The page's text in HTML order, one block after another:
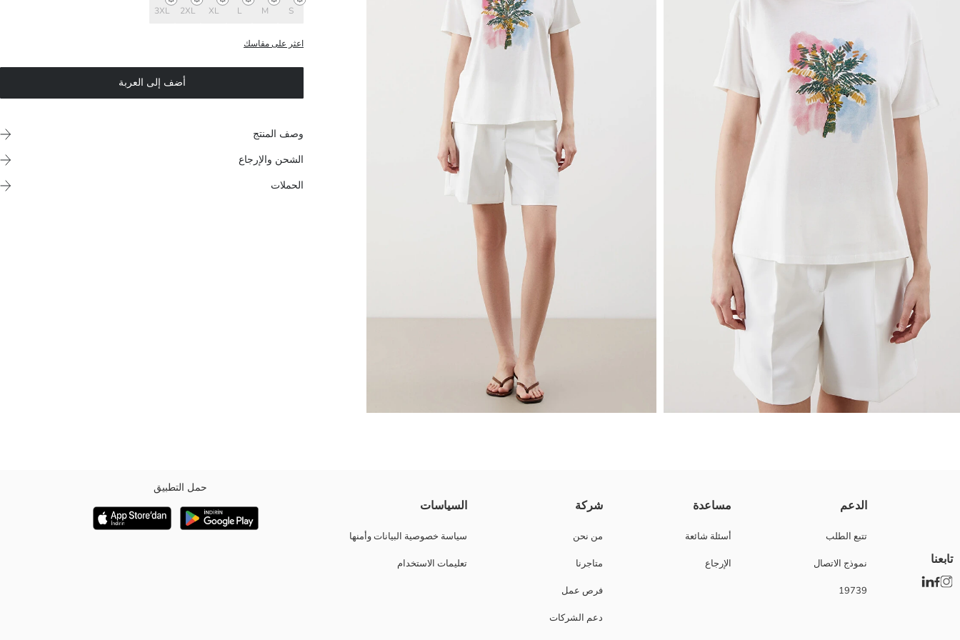
S
M
L
XL
2XL
3XL
اعثر على مقاسك
أضف إلى العربة
وصف المنتج
الشحن والإرجاع
الحملات
بلد المنشأ:
نوع الجسد:
الدعم
تتبع الطلب
نموذج الاتصال
19739
مساعدة
أسئلة شائعة
الإرجاع
شركة
من نحن
متاجرنا
فرص عمل
دعم الشركات
السياسات
سياسة خصوصية البيانات وأمنها
تعليمات الاستخدام
حمل التطبيق
تابعنا